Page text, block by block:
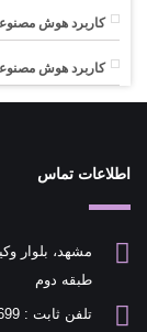
کاربرد هوش
کاربرد هوش
اطلاعات تماس
طبقه دوم
تلفن ثابت : 38666699-051